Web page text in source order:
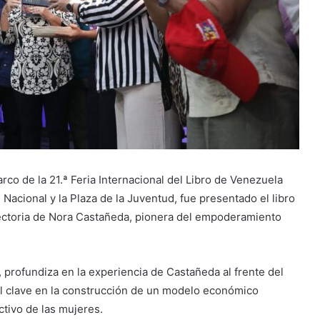
de la 21.ª Feria Internacional del Libro de Venezuela
y la Plaza de la Juventud, fue presentado el libro
de Nora Castañeda, pionera del empoderamiento
en la experiencia de Castañeda al frente del
en la construcción de un modelo económico
de las mujeres.